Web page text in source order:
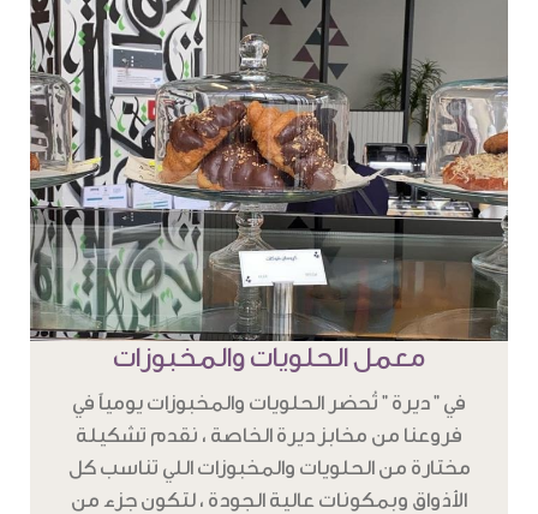
معمل الحلويات والمخبوزات
في " ديرة " تُحضر الحلويات والمخبوزات يومياً في
فروعنا من مخابز ديرة الخاصة ، نقدم تشكيلة
مختارة من الحلويات والمخبوزات اللي تناسب كل
الأذواق وبمكونات عالية الجودة ، لتكون جزء من